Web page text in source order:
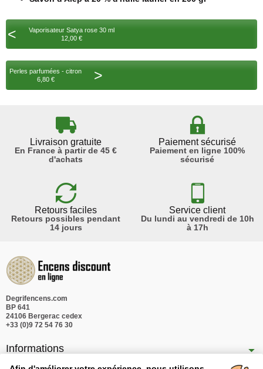
<
Vaporisateur Satya rose 30 ml
12,00 €
Perles parfumées - citron
6,80 €
>
Livraison gratuite
En France à partir de 45 €
d'achats
Paiement sécurisé
Paiement en ligne 100%
sécurisé
Retours faciles
Retours possibles pendant
14 jours
Service client
Du lundi au vendredi de 10h
à 17h
Degrifencens.com
BP 641
24106 Bergerac cedex
+33 (0)9 72 54 76 30
Informations